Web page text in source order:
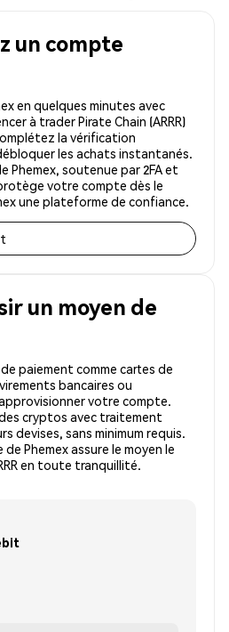
un compte
en quelques minutes avec
à trader Pirate Chain (ARRR)
la vérification
les achats instantanés.
Phemex, soutenue par 2FA et
votre compte dès le
une plateforme de confiance.
un moyen de
paiement comme cartes de
bancaires ou
votre compte.
cryptos avec traitement
devises, sans minimum requis.
Phemex assure le moyen le
en toute tranquillité.